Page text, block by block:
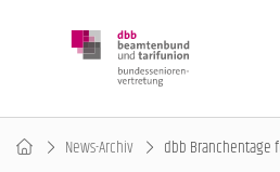
News-Archiv dbb Branchentage